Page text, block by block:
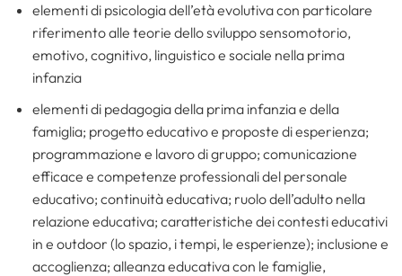
elementi di psicologia dell’età evolutiva con particolare
riferimento alle teorie dello sviluppo sensomotorio,
emotivo, cognitivo, linguistico e sociale nella prima
infanzia
elementi di pedagogia della prima infanzia e della
famiglia; progetto educativo e proposte di esperienza;
programmazione e lavoro di gruppo; comunicazione
efficace e competenze professionali del personale
educativo; continuità educativa; ruolo dell’adulto nella
relazione educativa; caratteristiche dei contesti educativi
in e outdoor (lo spazio, i tempi, le esperienze); inclusione e
accoglienza; alleanza educativa con le famiglie,